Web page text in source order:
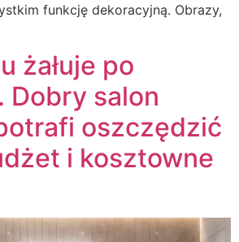
funkcję dekoracyjną. Obrazy,
żałuje po
Dobry salon
oszczędzić
i kosztowne